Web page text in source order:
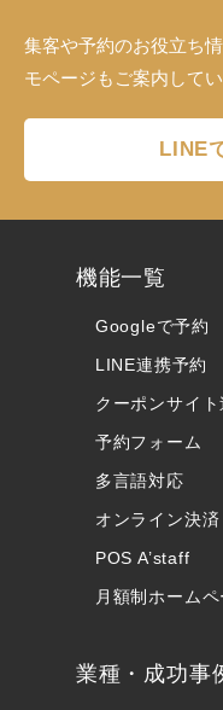
集客や予約のお役立ち
モページもご案内してい
LINE
機能一覧
Googleで予約
LINE連携予約
クーポンサイト
予約フォーム
多言語対応
オンライン決済
POS A’staff
月額制ホームペ
業種・成功事